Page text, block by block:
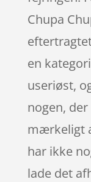
Chupa
en
useriøst,
nogen,
mærkeligt
har ikke
lade det